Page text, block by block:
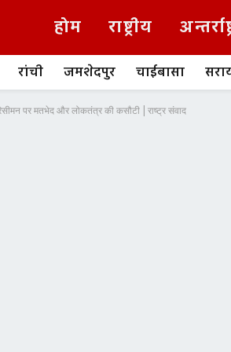
होम राष्ट्रीय
रांची जमशेदपुर चाईबासा
पर मतभेद और लोकतंत्र की कसौटी | राष्ट्र संवाद